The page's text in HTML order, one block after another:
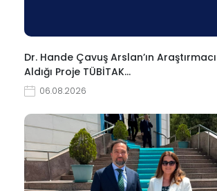
Dr. Hande Çavuş Arslan’ın
Aldığı Proje TÜBİTAK…
06.08.2026